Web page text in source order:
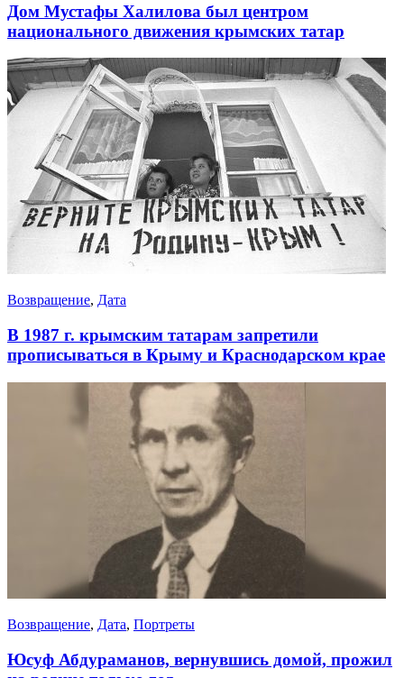
Дом Мустафы Халилова был центром
национального движения крымских татар
Возвращение, Дата
В 1987 г. крымским татарам запретили
прописываться в Крыму и Краснодарском крае
Возвращение, Дата, Портреты
Юсуф Абдураманов, вернувшись домой, прожил